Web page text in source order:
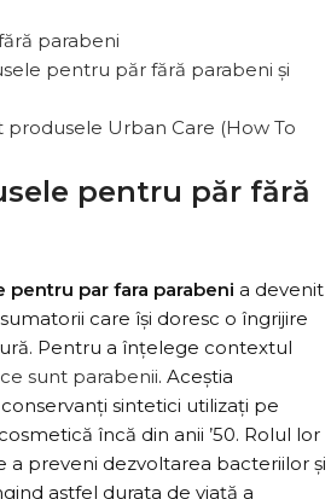
parabeni
pentru păr fără parabeni și
produsele Urban Care (How To
pentru păr fără
pentru par fara parabeni a devenit
care își doresc o îngrijire
Pentru a înțelege contextul
ce sunt parabenii. Aceștia
sintetici utilizați pe
încă din anii ’50. Rolul lor
a preveni dezvoltarea bacteriilor și
astfel durata de viață a